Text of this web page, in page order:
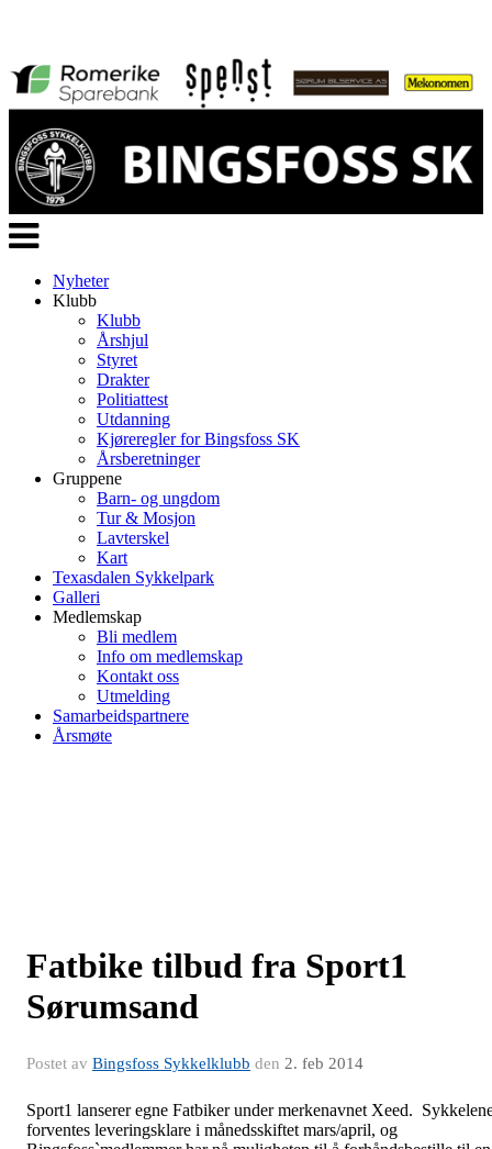
Veksle
navigasjon
Nyheter
Klubb
Klubb
Årshjul
Styret
Drakter
Politiattest
Utdanning
Kjøreregler for Bingsfoss SK
Årsberetninger
Gruppene
Barn- og ungdom
Tur & Mosjon
Lavterskel
Kart
Texasdalen Sykkelpark
Galleri
Medlemskap
Bli medlem
Info om medlemskap
Kontakt oss
Utmelding
Samarbeidspartnere
Årsmøte
Fatbike tilbud fra Sport1
Sørumsand
Postet av Bingsfoss Sykkelklubb den 2. feb 2014
Sport1 lanserer egne Fatbiker under merkenavnet Xeed.
forventes leveringsklare i månedsskiftet mars/april, og